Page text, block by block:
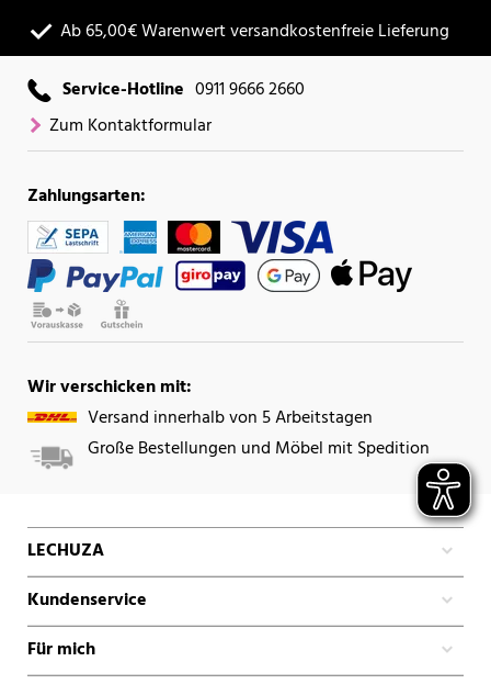
Ab 65,00€ Warenwert versandkostenfreie Lieferung
Service-Hotline 0911 9666 2660
Zum Kontaktformular
Zahlungsarten:
Wir verschicken mit:
Versand innerhalb von 5 Arbeitstagen
Große Bestellungen und Möbel mit Spedition
LECHUZA
Kundenservice
Für mich